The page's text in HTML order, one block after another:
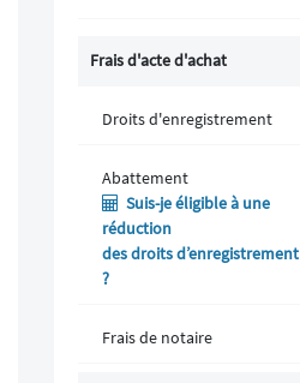
Frais d'acte d'achat
Droits d'enregistrement
Abattement
Suis-je éligible à une
réduction
des droits d’enregistrement
?
Frais de notaire